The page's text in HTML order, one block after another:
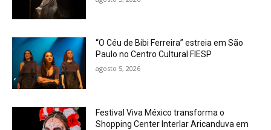
“O Céu de Bibi Ferreira” estreia em São
Paulo no Centro Cultural FIESP
agosto 5, 2026
Festival Viva México transforma o
Shopping Center Interlar Aricanduva em